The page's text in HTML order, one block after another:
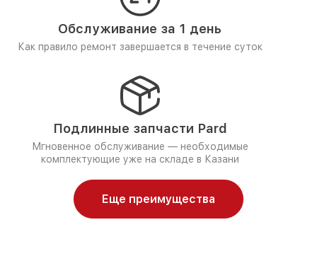
Обслуживание за 1 день
Как правило ремонт завершается в течение суток
Подлинные запчасти Pard
Мгновенное обслуживание — необходимые
комплектующие уже на складе в Казани
Еще преимущества